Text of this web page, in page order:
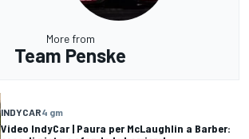
More from
Team Penske
INDYCAR4 gm
Video IndyCar | Paura per McLaughlin a Barber: